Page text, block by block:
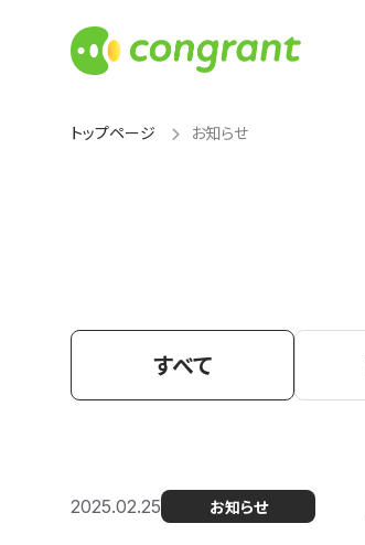
トップページ お知らせ
すべて
2025.02.25 お知らせ